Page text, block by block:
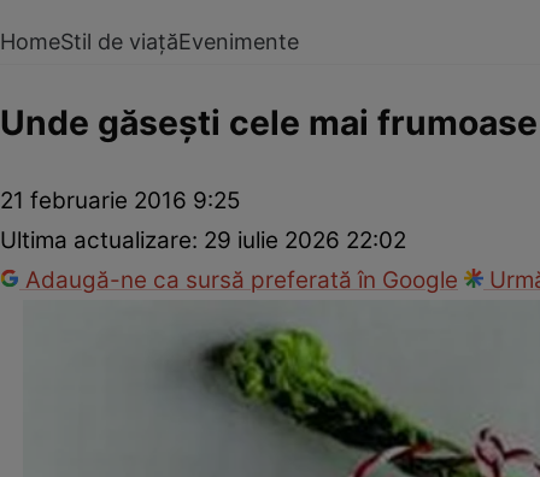
HomeStil de viațăEvenimente
Unde găseşti cele mai
21 februarie 2016 9:25
Ultima actualizare: 29 iulie 2026 22:02
Adaugă-ne ca sursă preferată în Google